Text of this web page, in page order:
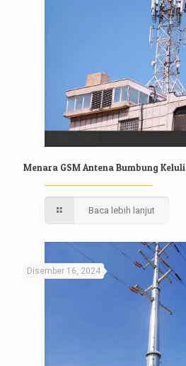
Menara GSM Antena Bumbung Keluli
Baca lebih lanjut
Disember 16, 2024